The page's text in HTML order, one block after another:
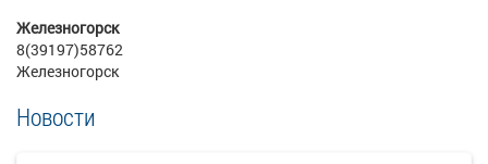
Железногорск
8(39197)58762
Железногорск
Новости